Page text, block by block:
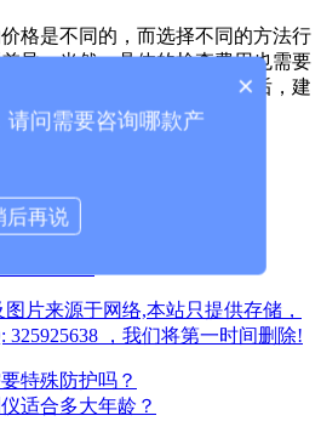
格是不同的，而选择不同的方法行
异。当然，具体的检查费用也需要
所在医院的级别来决定。最后，建
（微信同号）
片来源于网络,本站只提供存储，
，我们将第一时间删除!
特殊防护吗？
适合多大年龄？
×
请问需要咨询哪款产
后再说